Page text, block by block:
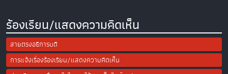
ร้องเรียน/แสดงความคิดเห็น
สายตรงอธิการบดี
การแจ้งเรื่องร้องเรียน/แสดงความคิดเห็น